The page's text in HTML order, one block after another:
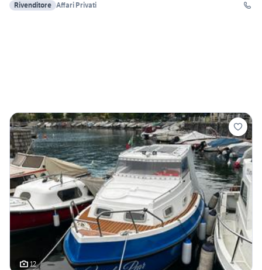
Rivenditore Affari Privati
12